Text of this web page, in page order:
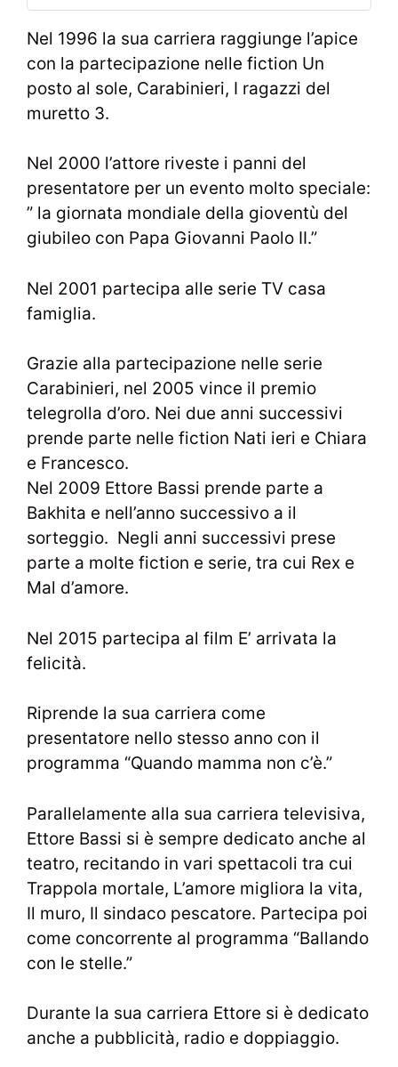
Nel 1996 la sua carriera raggiunge l’apice
con la partecipazione nelle fiction Un
posto al sole, Carabinieri, I ragazzi del
muretto 3.
Nel 2000 l’attore riveste i panni del
presentatore per un evento molto speciale:
” la giornata mondiale della gioventù del
giubileo con Papa Giovanni Paolo II.”
Nel 2001 partecipa alle serie TV casa
famiglia.
Grazie alla partecipazione nelle serie
Carabinieri, nel 2005 vince il premio
telegrolla d’oro. Nei due anni successivi
prende parte nelle fiction Nati ieri e Chiara
e Francesco.
Nel 2009 Ettore Bassi prende parte a
Bakhita e nell’anno successivo a il
sorteggio. Negli anni successivi prese
parte a molte fiction e serie, tra cui Rex e
Mal d’amore.
Nel 2015 partecipa al film E’ arrivata la
felicità.
Riprende la sua carriera come
presentatore nello stesso anno con il
programma “Quando mamma non c’è.”
Parallelamente alla sua carriera televisiva,
Ettore Bassi si è sempre dedicato anche al
teatro, recitando in vari spettacoli tra cui
Trappola mortale, L’amore migliora la vita,
Il muro, Il sindaco pescatore. Partecipa poi
come concorrente al programma “Ballando
con le stelle.”
Durante la sua carriera Ettore si è dedicato
anche a pubblicità, radio e doppiaggio.